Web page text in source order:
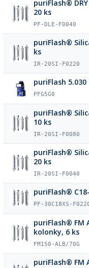
puriFlash®
20 ks
PF-DLE-F0040
puriFlash®
ks
IR-20SI-F0220
puriFlash
PFG5G0
puriFlash®
10 ks
IR-20SI-F0080
puriFlash®
20 ks
IR-20SI-F0040
puriFlash®
PF-30C18XS-
puriFlash® FM
kolonky, 6 ks
FM150-ALB/70G
puriFlash® FM